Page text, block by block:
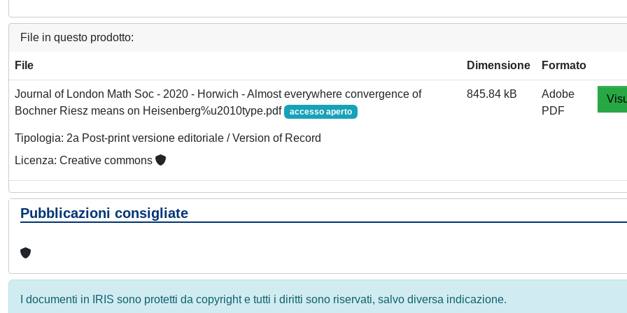
File in questo prodotto:
File Dimensione Formato
Journal of London Math Soc - 2020 - Horwich - Almost everywhere convergence of
Bochner Riesz means on Heisenberg%u2010type.pdf
accesso aperto
Tipologia: 2a Post-print versione editoriale / Version of Record
Licenza: Creative commons
845.84 kB
Adobe
PDF
Pubblicazioni consigliate
I documenti in IRIS sono protetti da copyright e tutti i diritti sono riservati, salvo diversa indicazione.